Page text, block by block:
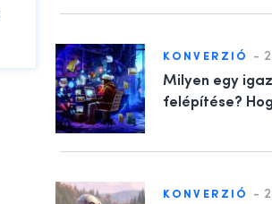
KONVERZIÓ -
Milyen egy
felépítése?
KONVERZIÓ -